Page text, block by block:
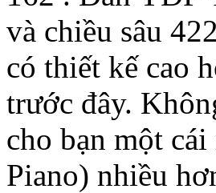
và chiều sâu
có thiết kế cao
trước đây.
cho bạn một
Piano) nhiều